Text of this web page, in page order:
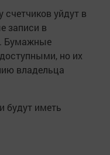
уйдут в
записи в
Бумажные
но их
владельца
будут иметь